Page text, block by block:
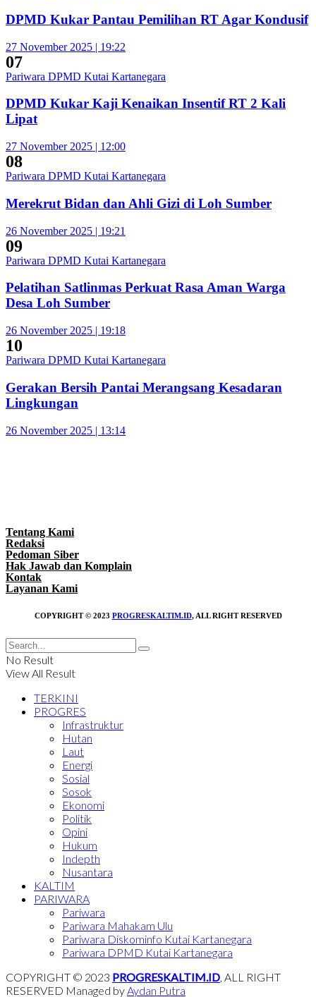
DPMD Kukar Pantau Pemilihan RT Agar Kondusif
27 November 2025 | 19:22
07
Pariwara DPMD Kutai Kartanegara
DPMD Kukar Kaji Kenaikan Insentif RT 2 Kali
Lipat
27 November 2025 | 12:00
08
Pariwara DPMD Kutai Kartanegara
Merekrut Bidan dan Ahli Gizi di Loh Sumber
26 November 2025 | 19:21
09
Pariwara DPMD Kutai Kartanegara
Pelatihan Satlinmas Perkuat Rasa Aman Warga
Desa Loh Sumber
26 November 2025 | 19:18
10
Pariwara DPMD Kutai Kartanegara
Gerakan Bersih Pantai Merangsang Kesadaran
Lingkungan
26 November 2025 | 13:14
Tentang Kami
Redaksi
Pedoman Siber
Hak Jawab dan Komplain
Kontak
Layanan Kami
COPYRIGHT © 2023 PROGRESKALTIM.ID, ALL RIGHT RESERVED
No Result
View All Result
TERKINI
PROGRES
Infrastruktur
Hutan
Laut
Energi
Sosial
Sosok
Ekonomi
Politik
Opini
Hukum
Indepth
Nusantara
KALTIM
PARIWARA
Pariwara
Pariwara Mahakam Ulu
Pariwara Diskominfo Kutai Kartanegara
Pariwara DPMD Kutai Kartanegara
COPYRIGHT © 2023 PROGRESKALTIM.ID, ALL RIGHT
RESERVED Managed byAydan Putra